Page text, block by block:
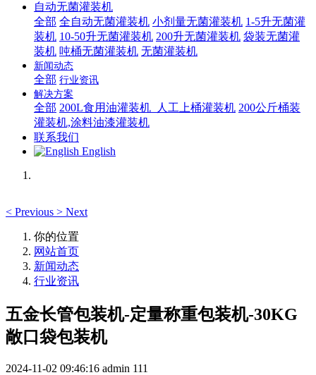
自动无菌灌装机
全部 全自动无菌灌装机 小剂量无菌灌装机 1-5升无菌灌
装机 10-50升无菌灌装机 200升无菌灌装机 袋装无菌灌
装机 吨桶无菌灌装机 无菌灌装机
新闻动态
全部 行业资讯
解决方案
全部 200L食用油灌装机_人工上桶灌装机 200公斤桶装
灌装机,涂料油漆灌装机
联系我们
English
< Previous > Next
你的位置
网站首页
新闻动态
行业资讯
五金长管包装机-定量称重包装机-30KG
敞口袋包装机
2024-11-02 09:46:16 admin 111